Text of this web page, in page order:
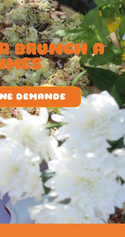
Brunch a
demande